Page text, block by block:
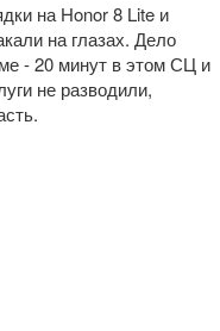
на Honor 8 Lite и
на глазах. Дело
- 20 минут в этом СЦ и
не разводили,